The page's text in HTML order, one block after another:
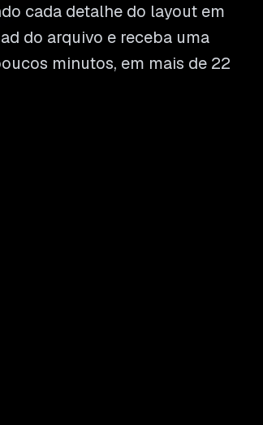
cada detalhe do layout em
do arquivo e receba uma
minutos, em mais de 22